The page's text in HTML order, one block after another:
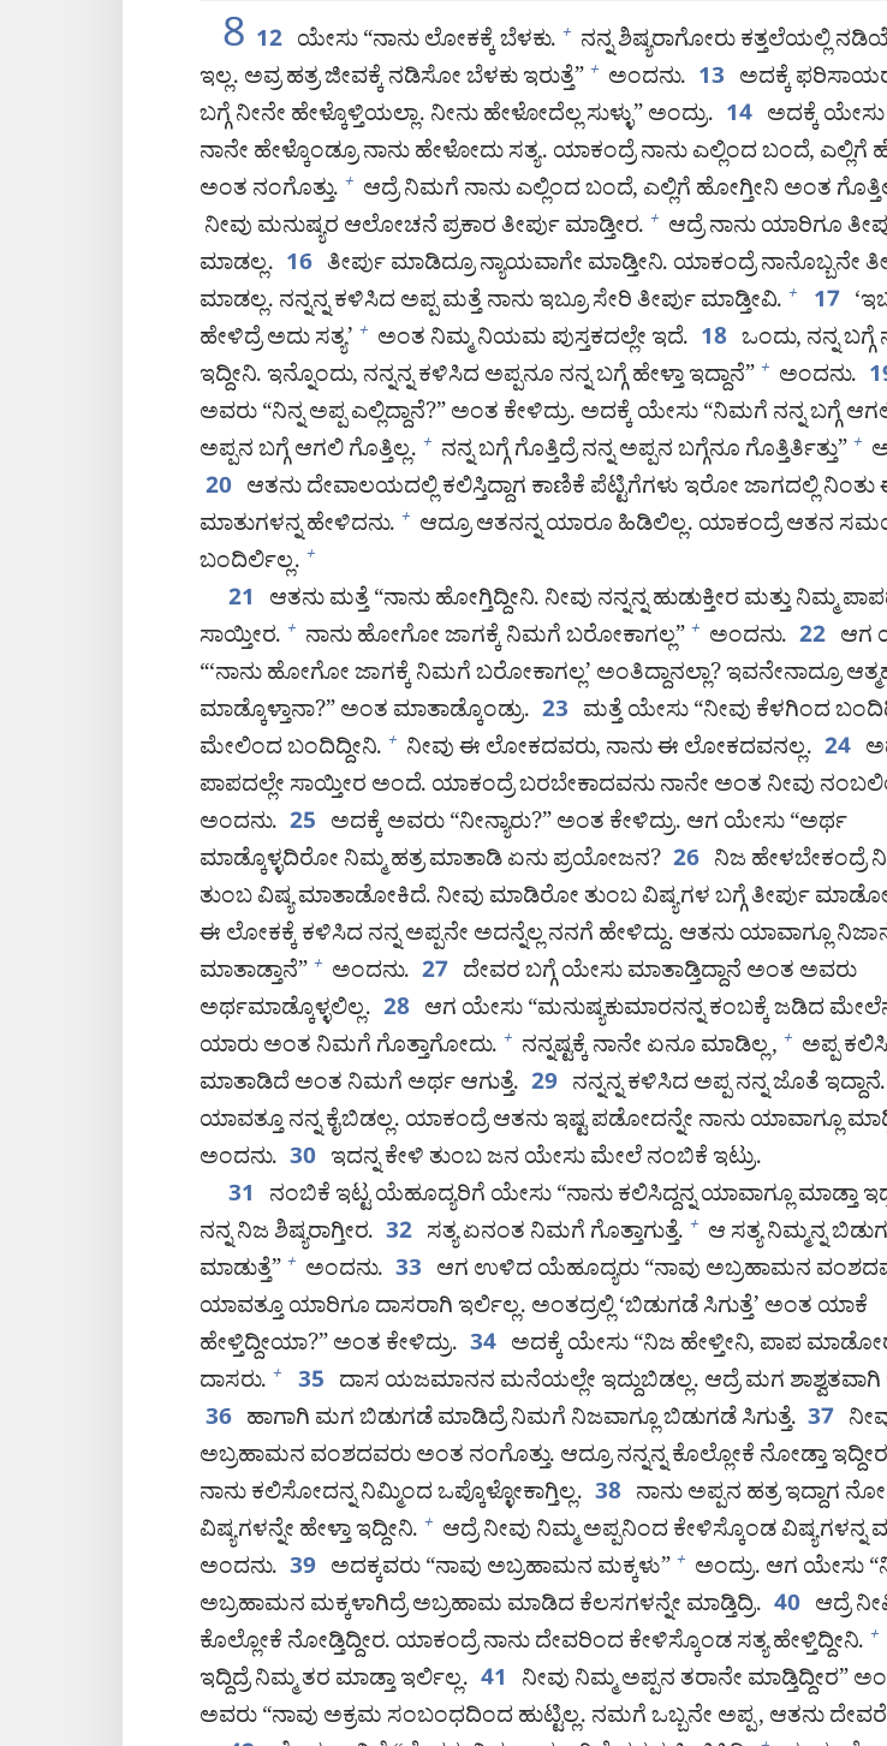
8 12 ಯೇಸು “ನಾನು ಲೋಕಕ್ಕೆ ಬೆಳಕು. + ನನ್ನ ಶಿಷ್ಯರಾಗೋರು ಕತ್ತಲೆಯಲ್ಲಿ
ಇಲ್ಲ. ಅವ್ರ ಹತ್ರ ಜೀವಕ್ಕೆ ನಡಿಸೋ ಬೆಳಕು ಇರುತ್ತೆ” + ಅಂದನು. 13 ಅದಕ್ಕೆ
ಬಗ್ಗೆ ನೀನೇ ಹೇಳ್ಕೊಳ್ತಿಯಲ್ಲಾ. ನೀನು ಹೇಳೋದೆಲ್ಲ ಸುಳ್ಳು” ಅಂದ್ರು. 14 ಅದಕ್ಕೆ ಯೇಸು
ನಾನೇ ಹೇಳ್ಕೊಂಡ್ರೂ ನಾನು ಹೇಳೋದು ಸತ್ಯ. ಯಾಕಂದ್ರೆ ನಾನು ಎಲ್ಲಿಂದ ಬಂದೆ, ಎಲ್ಲಿಗೆ
ಅಂತ ನಂಗೊತ್ತು. + ಆದ್ರೆ ನಿಮಗೆ ನಾನು ಎಲ್ಲಿಂದ ಬಂದೆ, ಎಲ್ಲಿಗೆ ಹೋಗ್ತೀನಿ ಅಂತ
ನೀವು ಮನುಷ್ಯರ ಆಲೋಚನೆ ಪ್ರಕಾರ ತೀರ್ಪು ಮಾಡ್ತೀರ. + ಆದ್ರೆ ನಾನು ಯಾರಿಗೂ
ಮಾಡಲ್ಲ. 16 ತೀರ್ಪು ಮಾಡಿದ್ರೂ ನ್ಯಾಯವಾಗೇ ಮಾಡ್ತೀನಿ. ಯಾಕಂದ್ರೆ ನಾನೊಬ್ಬನೇ
ಮಾಡಲ್ಲ. ನನ್ನನ್ನ ಕಳಿಸಿದ ಅಪ್ಪ ಮತ್ತೆ ನಾನು ಇಬ್ರೂ ಸೇರಿ ತೀರ್ಪು ಮಾಡ್ತೀವಿ. + 17
ಹೇಳಿದ್ರೆ ಅದು ಸತ್ಯ’ + ಅಂತ ನಿಮ್ಮ ನಿಯಮ ಪುಸ್ತಕದಲ್ಲೇ ಇದೆ. 18 ಒಂದು, ನನ್ನ ಬಗ್ಗೆ
ಇದ್ದೀನಿ. ಇನ್ನೊಂದು, ನನ್ನನ್ನ ಕಳಿಸಿದ ಅಪ್ಪನೂ ನನ್ನ ಬಗ್ಗೆ ಹೇಳ್ತಾ ಇದ್ದಾನೆ” + ಅಂದನು.
ಅವರು “ನಿನ್ನ ಅಪ್ಪ ಎಲ್ಲಿದ್ದಾನೆ?” ಅಂತ ಕೇಳಿದ್ರು. ಅದಕ್ಕೆ ಯೇಸು “ನಿಮಗೆ ನನ್ನ ಬಗ್ಗೆ
ಅಪ್ಪನ ಬಗ್ಗೆ ಆಗಲಿ ಗೊತ್ತಿಲ್ಲ. + ನನ್ನ ಬಗ್ಗೆ ಗೊತ್ತಿದ್ರೆ ನನ್ನ ಅಪ್ಪನ ಬಗ್ಗೆನೂ ಗೊತ್ತಿರ್ತಿತ್ತು” +
20 ಆತನು ದೇವಾಲಯದಲ್ಲಿ ಕಲಿಸ್ತಿದ್ದಾಗ ಕಾಣಿಕೆ ಪೆಟ್ಟಿಗೆಗಳು ಇರೋ ಜಾಗದಲ್ಲಿ
ಮಾತುಗಳನ್ನ ಹೇಳಿದನು. + ಆದ್ರೂ ಆತನನ್ನ ಯಾರೂ ಹಿಡಿಲಿಲ್ಲ. ಯಾಕಂದ್ರೆ ಆತನ
ಬಂದಿರ್ಲಿಲ್ಲ. +
21
ಆತನು ಮತ್ತೆ “ನಾನು ಹೋಗ್ತಿದ್ದೀನಿ. ನೀವು ನನ್ನನ್ನ ಹುಡುಕ್ತೀರ ಮತ್ತು ನಿಮ್ಮ
ಸಾಯ್ತೀರ. + ನಾನು ಹೋಗೋ ಜಾಗಕ್ಕೆ ನಿಮಗೆ ಬರೋಕಾಗಲ್ಲ” + ಅಂದನು. 22 ಆಗ
“‘ನಾನು ಹೋಗೋ ಜಾಗಕ್ಕೆ ನಿಮಗೆ ಬರೋಕಾಗಲ್ಲ’ ಅಂತಿದ್ದಾನಲ್ಲಾ? ಇವನೇನಾದ್ರೂ
ಮಾಡ್ಕೊಳ್ತಾನಾ?” ಅಂತ ಮಾತಾಡ್ಕೊಂಡ್ರು. 23 ಮತ್ತೆ ಯೇಸು “ನೀವು ಕೆಳಗಿಂದ
ಮೇಲಿಂದ ಬಂದಿದ್ದೀನಿ. + ನೀವು ಈ ಲೋಕದವರು, ನಾನು ಈ ಲೋಕದವನಲ್ಲ. 24
ಪಾಪದಲ್ಲೇ ಸಾಯ್ತೀರ ಅಂದೆ. ಯಾಕಂದ್ರೆ ಬರಬೇಕಾದವನು ನಾನೇ ಅಂತ ನೀವು
ಅಂದನು. 25 ಅದಕ್ಕೆ ಅವರು “ನೀನ್ಯಾರು?” ಅಂತ ಕೇಳಿದ್ರು. ಆಗ ಯೇಸು “ಅರ್ಥ
ಮಾಡ್ಕೊಳ್ಳದಿರೋ ನಿಮ್ಮ ಹತ್ರ ಮಾತಾಡಿ ಏನು ಪ್ರಯೋಜನ? 26 ನಿಜ ಹೇಳಬೇಕಂದ್ರೆ
ತುಂಬ ವಿಷ್ಯ ಮಾತಾಡೋಕಿದೆ. ನೀವು ಮಾಡಿರೋ ತುಂಬ ವಿಷ್ಯಗಳ ಬಗ್ಗೆ ತೀರ್ಪು
ಈ ಲೋಕಕ್ಕೆ ಕಳಿಸಿದ ನನ್ನ ಅಪ್ಪನೇ ಅದನ್ನೆಲ್ಲ ನನಗೆ ಹೇಳಿದ್ದು. ಆತನು ಯಾವಾಗ್ಲೂ
ಮಾತಾಡ್ತಾನೆ” + ಅಂದನು. 27 ದೇವರ ಬಗ್ಗೆ ಯೇಸು ಮಾತಾಡ್ತಿದ್ದಾನೆ ಅಂತ ಅವರು
ಅರ್ಥಮಾಡ್ಕೊಳ್ಳಲಿಲ್ಲ. 28 ಆಗ ಯೇಸು “ಮನುಷ್ಯಕುಮಾರನನ್ನ ಕಂಬಕ್ಕೆ ಜಡಿದ
ಯಾರು ಅಂತ ನಿಮಗೆ ಗೊತ್ತಾಗೋದು. + ನನ್ನಷ್ಟಕ್ಕೆ ನಾನೇ ಏನೂ ಮಾಡಿಲ್ಲ, + ಅಪ್ಪ
ಮಾತಾಡಿದೆ ಅಂತ ನಿಮಗೆ ಅರ್ಥ ಆಗುತ್ತೆ. 29 ನನ್ನನ್ನ ಕಳಿಸಿದ ಅಪ್ಪ ನನ್ನ ಜೊತೆ
ಯಾವತ್ತೂ ನನ್ನ ಕೈಬಿಡಲ್ಲ. ಯಾಕಂದ್ರೆ ಆತನು ಇಷ್ಟ ಪಡೋದನ್ನೇ ನಾನು ಯಾವಾಗ್ಲೂ
ಅಂದನು. 30 ಇದನ್ನ ಕೇಳಿ ತುಂಬ ಜನ ಯೇಸು ಮೇಲೆ ನಂಬಿಕೆ ಇಟ್ರು.
31
ನಂಬಿಕೆ ಇಟ್ಟ ಯೆಹೂದ್ಯರಿಗೆ ಯೇಸು “ನಾನು ಕಲಿಸಿದ್ದನ್ನ ಯಾವಾಗ್ಲೂ ಮಾಡ್ತಾ
ನನ್ನ ನಿಜ ಶಿಷ್ಯರಾಗ್ತೀರ. 32 ಸತ್ಯ ಏನಂತ ನಿಮಗೆ ಗೊತ್ತಾಗುತ್ತೆ. + ಆ ಸತ್ಯ ನಿಮ್ಮನ್ನ
ಮಾಡುತ್ತೆ” + ಅಂದನು. 33 ಆಗ ಉಳಿದ ಯೆಹೂದ್ಯರು “ನಾವು ಅಬ್ರಹಾಮನ
ಯಾವತ್ತೂ ಯಾರಿಗೂ ದಾಸರಾಗಿ ಇರ್ಲಿಲ್ಲ. ಅಂತದ್ರಲ್ಲಿ ‘ಬಿಡುಗಡೆ ಸಿಗುತ್ತೆ’ ಅಂತ ಯಾಕೆ
ಹೇಳ್ತಿದ್ದೀಯಾ?” ಅಂತ ಕೇಳಿದ್ರು. 34 ಅದಕ್ಕೆ ಯೇಸು “ನಿಜ ಹೇಳ್ತೀನಿ, ಪಾಪ
ದಾಸರು. + 35 ದಾಸ ಯಜಮಾನನ ಮನೆಯಲ್ಲೇ ಇದ್ದುಬಿಡಲ್ಲ. ಆದ್ರೆ ಮಗ ಶಾಶ್ವತವಾಗಿ
36 ಹಾಗಾಗಿ ಮಗ ಬಿಡುಗಡೆ ಮಾಡಿದ್ರೆ ನಿಮಗೆ ನಿಜವಾಗ್ಲೂ ಬಿಡುಗಡೆ ಸಿಗುತ್ತೆ. 37
ಅಬ್ರಹಾಮನ ವಂಶದವರು ಅಂತ ನಂಗೊತ್ತು. ಆದ್ರೂ ನನ್ನನ್ನ ಕೊಲ್ಲೋಕೆ ನೋಡ್ತಾ
ನಾನು ಕಲಿಸೋದನ್ನ ನಿಮ್ಮಿಂದ ಒಪ್ಕೊಳ್ಳೋಕಾಗ್ತಿಲ್ಲ. 38 ನಾನು ಅಪ್ಪನ ಹತ್ರ ಇದ್ದಾಗ
ವಿಷ್ಯಗಳನ್ನೇ ಹೇಳ್ತಾ ಇದ್ದೀನಿ. + ಆದ್ರೆ ನೀವು ನಿಮ್ಮ ಅಪ್ಪನಿಂದ ಕೇಳಿಸ್ಕೊಂಡ ವಿಷ್ಯಗಳನ್ನ
ಅಂದನು. 39 ಅದಕ್ಕವರು “ನಾವು ಅಬ್ರಹಾಮನ ಮಕ್ಕಳು” + ಅಂದ್ರು. ಆಗ ಯೇಸು
ಅಬ್ರಹಾಮನ ಮಕ್ಕಳಾಗಿದ್ರೆ ಅಬ್ರಹಾಮ ಮಾಡಿದ ಕೆಲಸಗಳನ್ನೇ ಮಾಡ್ತಿದ್ರಿ. 40 ಆದ್ರೆ
ಕೊಲ್ಲೋಕೆ ನೋಡ್ತಿದ್ದೀರ. ಯಾಕಂದ್ರೆ ನಾನು ದೇವರಿಂದ ಕೇಳಿಸ್ಕೊಂಡ ಸತ್ಯ ಹೇಳ್ತಿದ್ದೀನಿ. +
ಇದ್ದಿದ್ರೆ ನಿಮ್ಮ ತರ ಮಾಡ್ತಾ ಇರ್ಲಿಲ್ಲ. 41
ನೀವು ನಿಮ್ಮ ಅಪ್ಪನ ತರಾನೇ ಮಾಡ್ತಿದ್ದೀರ”
ಅವರು “ನಾವು ಅಕ್ರಮ ಸಂಬಂಧದಿಂದ ಹುಟ್ಟಿಲ್ಲ. ನಮಗೆ ಒಬ್ಬನೇ ಅಪ್ಪ, ಆತನು